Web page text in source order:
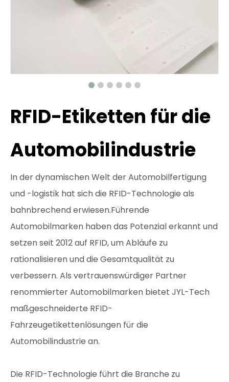
RFID-Etiketten für die
Automobilindustrie
In der dynamischen Welt der Automobilfertigung
und -logistik hat sich die RFID-Technologie als
bahnbrechend erwiesen.Führende
Automobilmarken haben das Potenzial erkannt und
setzen seit 2012 auf RFID, um Abläufe zu
rationalisieren und die Gesamtqualität zu
verbessern. Als vertrauenswürdiger Partner
renommierter Automobilmarken bietet JYL-Tech
maßgeschneiderte RFID-
Fahrzeugetikettenlösungen für die
Automobilindustrie an.
Die RFID-Technologie führt die Branche zu